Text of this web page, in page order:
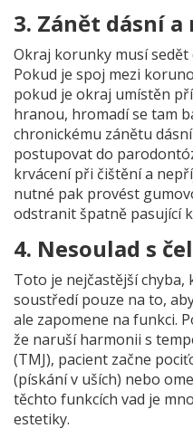
3. Zánět dásní a
Okraj korunky musí
Pokud je spoj mezi
pokud je okraj umístěn
hranou, hromadí se tam
chronickému zánětu
postupovat do
krvácení při čištění a
nutné pak provést
odstranit špatně pasující
4. Nesoulad s
Toto je nejčastější chyba,
soustředí pouze na to,
ale zapomene na funkci.
že naruší harmonii s
(TMJ), pacient začne
(pískání v uších) nebo
těchto funkcích vad je
estetiky.